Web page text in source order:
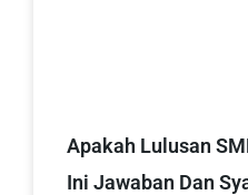
Apakah Lulusan
Ini Jawaban Dan